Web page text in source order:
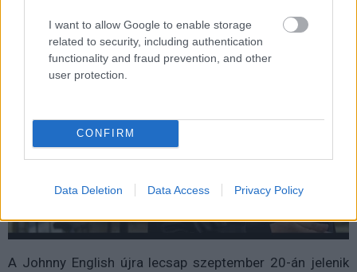
I want to allow Google to enable storage
related to security, including authentication
functionality and fraud prevention, and other
user protection.
CONFIRM
Data Deletion Data Access Privacy Policy
A Johnny English újra lecsap szeptember 20-án jelenik